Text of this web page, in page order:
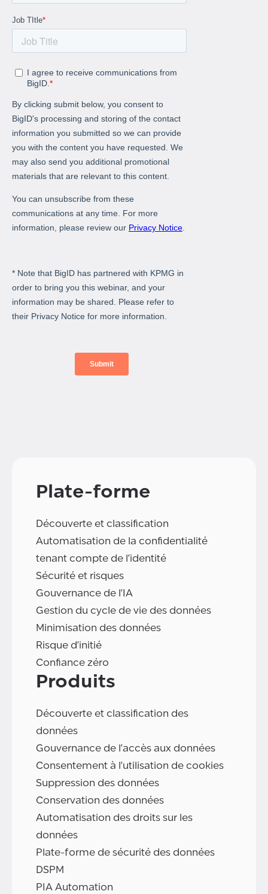
Plate-forme
Découverte et classification
Automatisation de la confidentialité
tenant compte de l'identité
Sécurité et risques
Gouvernance de l'IA
Gestion du cycle de vie des données
Minimisation des données
Risque d'initié
Confiance zéro
Produits
Découverte et classification des
données
Gouvernance de l'accès aux données
Consentement à l'utilisation de cookies
Suppression des données
Conservation des données
Automatisation des droits sur les
données
Plate-forme de sécurité des données
DSPM
PIA Automation